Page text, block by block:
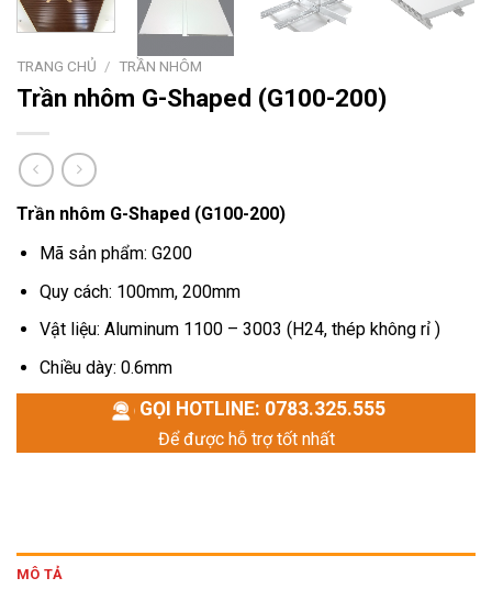
TRANG CHỦ / TRẦN NHÔM
Trần nhôm G-Shaped (G100-200)
Trần nhôm G-Shaped (G100-200)
Mã sản phẩm: G200
Quy cách: 100mm, 200mm
Vật liệu: Aluminum 1100 – 3003 (H24, thép không rỉ )
Chiều dày: 0.6mm
GỌI HOTLINE: 0783.325.555
Để được hỗ trợ tốt nhất
MÔ TẢ